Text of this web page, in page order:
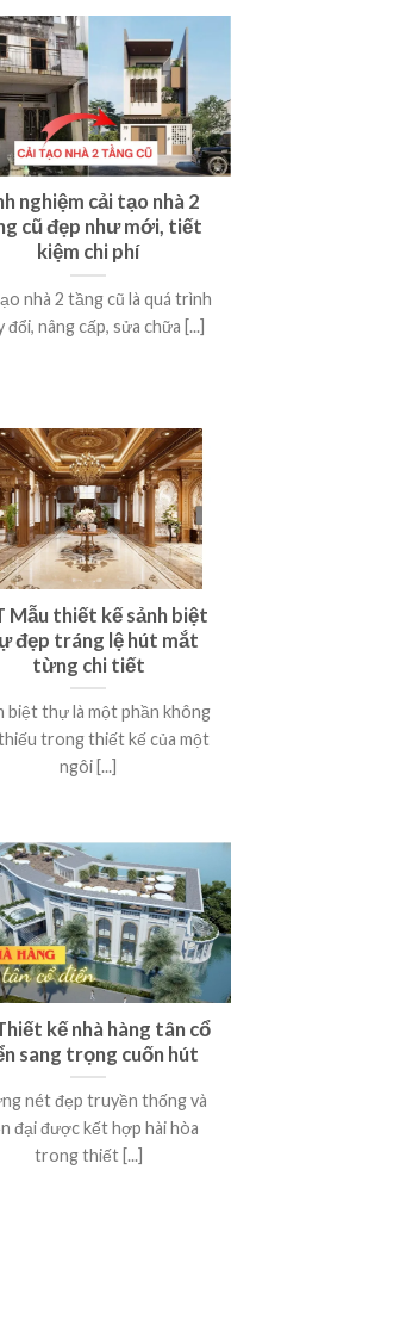
nghiệm cải tạo nhà 2
cũ đẹp như mới, tiết
kiệm chi phí
nhà 2 tầng cũ là quá trình
đổi, nâng cấp, sửa chữa [...]
Mẫu thiết kế sảnh biệt
đẹp tráng lệ hút mắt
từng chi tiết
biệt thự là một phần không
trong thiết kế của một
ngôi [...]
kế nhà hàng tân cổ
sang trọng cuốn hút
nét đẹp truyền thống và
đại được kết hợp hài hòa
trong thiết [...]